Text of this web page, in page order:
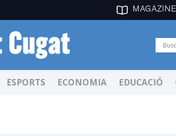
MAGAZINE
ESPORTS ECONOMIA EDUCACIÓ